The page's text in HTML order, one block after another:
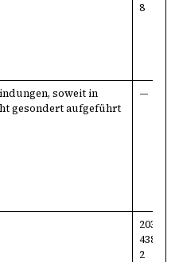
8
soweit in
gesondert aufgeführt
—
203-
438-
2